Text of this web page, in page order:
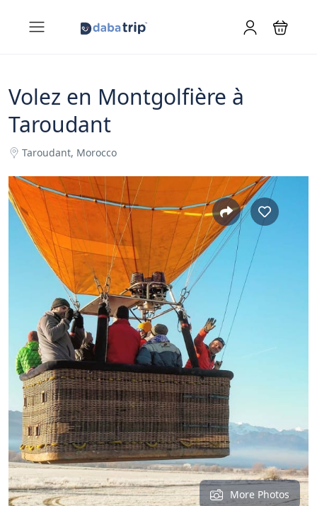
Volez en Montgolfière à
Taroudant
Taroudant, Morocco
More Photos